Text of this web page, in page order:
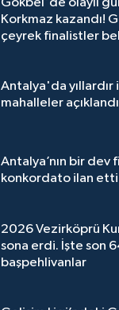
Korkmaz kazandı!
çeyrek finalistler
Antalya'da yıllardır
mahalleler açıklandı
Antalya’nın bir dev
konkordato ilan etti
2026 Vezirköprü
sona erdi. İşte son
başpehlivanlar